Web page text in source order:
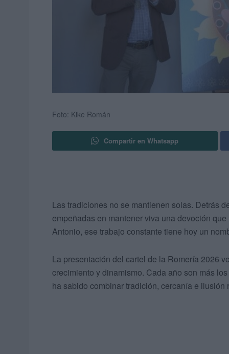
Foto: Kike Román
Compartir en Whatsapp
Las tradiciones no se mantienen solas. Detrás
empeñadas en mantener viva una devoción
Antonio, ese trabajo constante tiene hoy un
La presentación del cartel de la Romería 2026
crecimiento y dinamismo. Cada año son más
ha sabido combinar tradición, cercanía e ilusión